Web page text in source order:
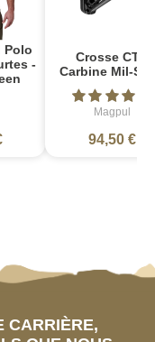
Polo
-
Crosse CTR
Carbine Mil-
Magpul
94,50 €
CARRIÈRE,